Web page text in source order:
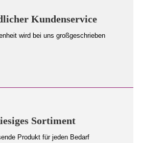
Kundenservice
wird bei uns großgeschrieben
Sortiment
Produkt für jeden Bedarf